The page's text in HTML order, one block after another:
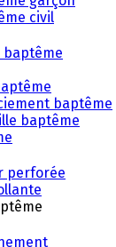
civil
baptême
baptême
baptême
perforée